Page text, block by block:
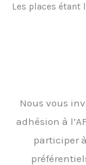
Les places
Nous vous
adhésion à
participer